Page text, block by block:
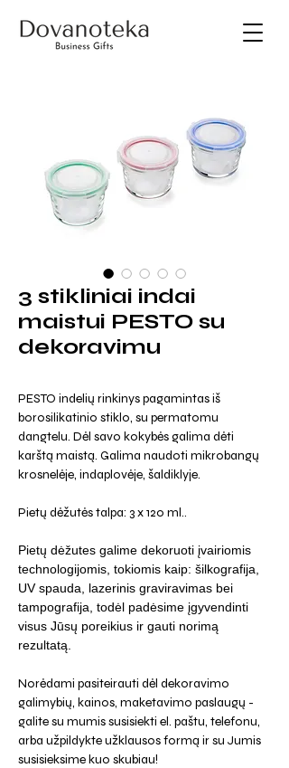
3 stikliniai indai
maistui PESTO su
dekoravimu
PESTO indelių rinkinys pagamintas iš
borosilikatinio stiklo, su permatomu
dangtelu. Dėl savo kokybės galima dėti
karštą maistą. Galima naudoti mikrobangų
krosnelėje, indaplovėje, šaldiklyje.
Pietų dėžutės talpa: 3 x 120 ml..
Pietų dėžutes galime dekoruoti įvairiomis
technologijomis, tokiomis kaip: šilkografija,
UV spauda, lazerinis graviravimas bei
tampografija, todėl padėsime įgyvendinti
visus Jūsų poreikius ir gauti norimą
rezultatą.
Norėdami pasiteirauti dėl dekoravimo
galimybių, kainos, maketavimo paslaugų -
galite su mumis susisiekti el. paštu, telefonu,
arba užpildykte užklausos formą ir su Jumis
susisieksime kuo skubiau!